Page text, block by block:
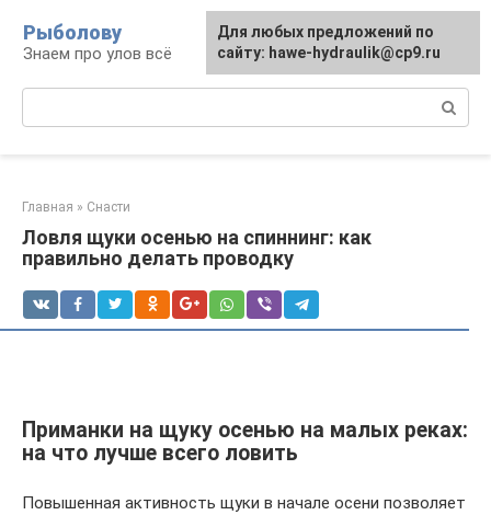
контенту
Рыболову
Знаем про улов всё
Главная » Снасти
Ловля щуки осенью на спиннинг: как
правильно делать проводку
Приманки на щуку осенью на малых реках:
на что лучше всего ловить
Повышенная активность щуки в начале осени позволяет
Для любых предложений по
сайту: hawe-hydraulik@cp9.ru